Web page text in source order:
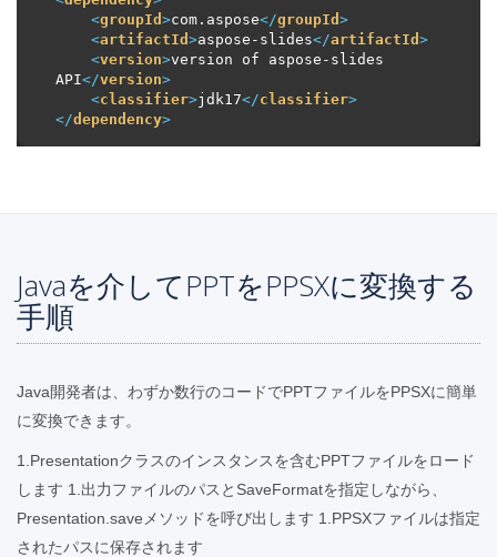
<groupId >com.aspose</groupId >
<artifactId >aspose-slides</artifactId >
<version>version of aspose-slides
API</version>
<classifier>jdk17</classifier>
</dependency>
Javaを介してPPTをPPSXに変換する
手順
Java開発者は、わずか数行のコードでPPTファイルをPPSXに簡単
に変換できます。
1.Presentationクラスのインスタンスを含むPPTファイルをロード
します 1.出力ファイルのパスとSaveFormatを指定しながら、
Presentation.saveメソッドを呼び出します 1.PPSXファイルは指定
されたパスに保存されます